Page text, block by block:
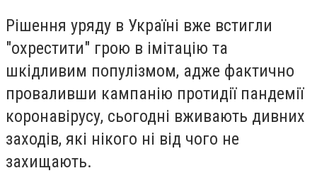
Рішення уряду в Україні вже встигли
"охрестити" грою в імітацію та
шкідливим популізмом, адже фактично
проваливши кампанію протидії пандемії
коронавірусу, сьогодні вживають дивних
заходів, які нікого ні від чого не
захищають.